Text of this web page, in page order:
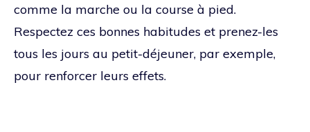
comme la marche ou la course à pied.
Respectez ces bonnes habitudes et prenez-les
tous les jours au petit-déjeuner, par exemple,
pour renforcer leurs effets.